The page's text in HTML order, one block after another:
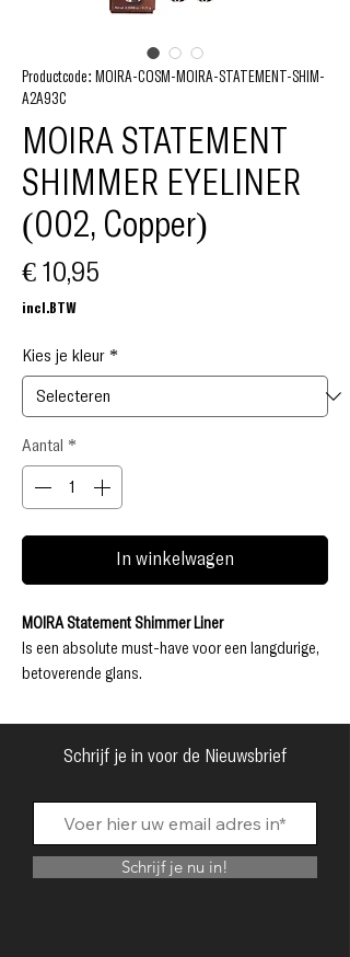
Productcode: MOIRA-COSM-MOIRA-STATEMENT-SHIM-
A2A93C
MOIRA STATEMENT
SHIMMER EYELINER
(002, Copper)
€ 10,95
incl.BTW
Kies je kleur *
Aantal *
In winkelwagen
MOIRA Statement Shimmer Liner
Is een absolute must-have voor een langdurige,
betoverende glans.
dezewaterproof,hooggepigmenteerde eyeliner
moeiteloos van eyeliner naar oogschaduw, zodat
Bereid je voor om stralender te stralen dan ooit!
Dierproefvrij
Parabenenvrij
Sulfaatvrij
Schrijf je in voor de Nieuwsbrief
Schrijf je nu in!